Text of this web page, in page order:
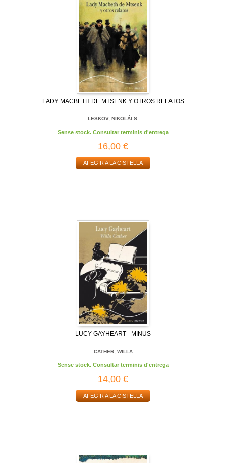
LADY MACBETH DE MTSENK Y OTROS RELATOS
LESKOV, NIKOLÁI S.
Sense stock. Consultar terminis d'entrega
16,00 €
AFEGIR A LA CISTELLA
LUCY GAYHEART - MINUS
CATHER, WILLA
Sense stock. Consultar terminis d'entrega
14,00 €
AFEGIR A LA CISTELLA